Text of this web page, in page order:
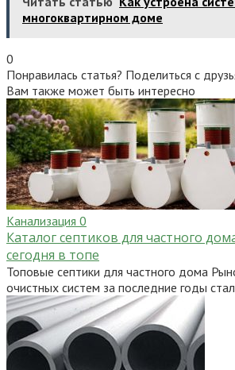
многоквартирном доме
0
Понравилась статья? Поделиться с
Вам также может быть интересно
Канализация 0
Каталог септиков для частного
сегодня в топе
Топовые септики для частного дома
очистных систем за последние годы